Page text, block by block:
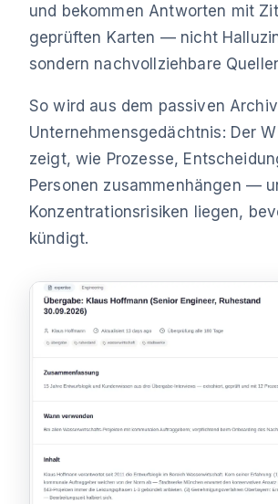
und bekommen Antworten mit
geprüften Karten — nicht
sondern nachvollziehbare
So wird aus dem passiven
Unternehmensgedächtnis: Der
zeigt, wie Prozesse,
Personen zusammenhängen —
Konzentrationsrisiken liegen,
kündigt.